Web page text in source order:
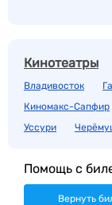
Кинотеатры
Владивосток
Киномакс-Сапфир
Уссури
Помощь с
Вернуть